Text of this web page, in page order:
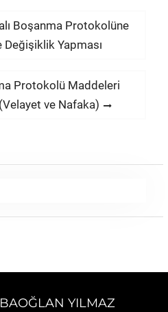
Boşanma Protokolüne
Yapması
Protokolü Maddeleri
(Velayet ve Nafaka)
YILMAZ